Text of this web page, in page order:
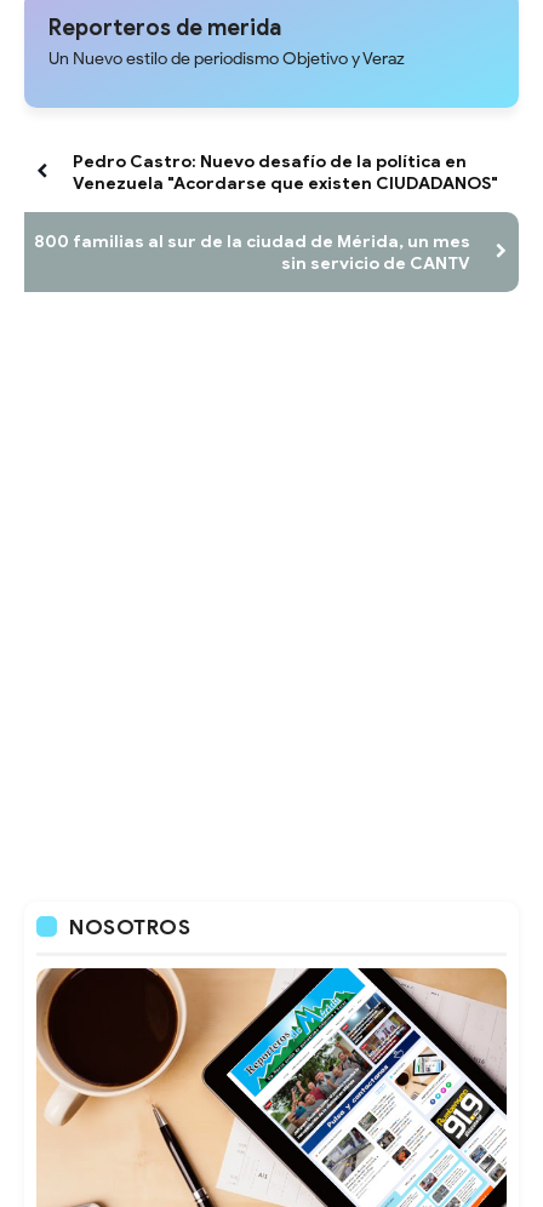
Reporteros de merida
Un Nuevo estilo de periodismo Objetivo y Veraz
Pedro Castro: Nuevo desafío de la política en
Venezuela "Acordarse que existen CIUDADANOS"
800 familias al sur de la ciudad de Mérida, un mes
sin servicio de CANTV
NOSOTROS